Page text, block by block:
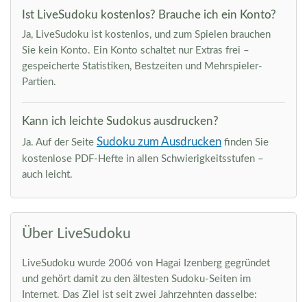
Ist LiveSudoku kostenlos? Brauche ich ein Konto?
Ja, LiveSudoku ist kostenlos, und zum Spielen brauchen
Sie kein Konto. Ein Konto schaltet nur Extras frei –
gespeicherte Statistiken, Bestzeiten und Mehrspieler-
Partien.
Kann ich leichte Sudokus ausdrucken?
Ja. Auf der Seite Sudoku zum Ausdrucken finden Sie
kostenlose PDF-Hefte in allen Schwierigkeitsstufen –
auch leicht.
Über LiveSudoku
LiveSudoku wurde 2006 von Hagai Izenberg gegründet
und gehört damit zu den ältesten Sudoku-Seiten im
Internet. Das Ziel ist seit zwei Jahrzehnten dasselbe: